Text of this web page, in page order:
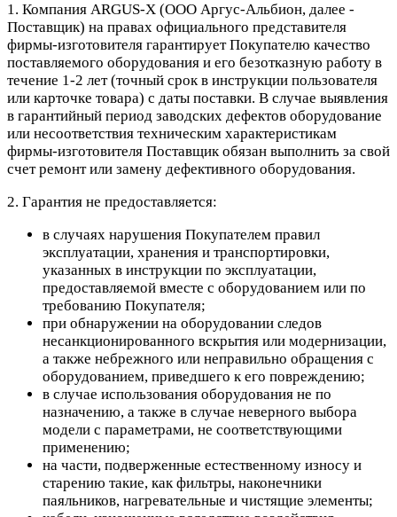
1. Компания ARGUS-X (ООО Аргус-Альбион, далее -
Поставщик) на правах официального представителя
фирмы-изготовителя гарантирует Покупателю качество
поставляемого оборудования и его безотказную работу в
течение 1-2 лет (точный срок в инструкции пользователя
или карточке товара) с даты поставки. В случае выявления
в гарантийный период заводских дефектов оборудование
или несоответствия техническим характеристикам
фирмы-изготовителя Поставщик обязан выполнить за свой
счет ремонт или замену дефективного оборудования.
2. Гарантия не предоставляется:
в случаях нарушения Покупателем правил
эксплуатации, хранения и транспортировки,
указанных в инструкции по эксплуатации,
предоставляемой вместе с оборудованием или по
требованию Покупателя;
при обнаружении на оборудовании следов
несанкционированного вскрытия или модернизации,
а также небрежного или неправильно обращения с
оборудованием, приведшего к его повреждению;
в случае использования оборудования не по
назначению, а также в случае неверного выбора
модели с параметрами, не соответствующими
применению;
на части, подверженные естественному износу и
старению такие, как фильтры, наконечники
паяльников, нагревательные и чистящие элементы;